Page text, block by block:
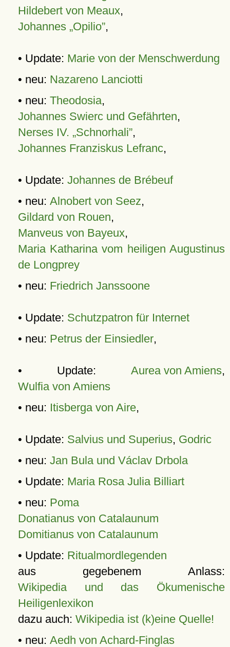
Hildebert von Meaux,
Johannes „Opilio”,
• Update: Marie von der Menschwerdung
• neu: Nazareno Lanciotti
• neu: Theodosia,
Johannes Swierc und Gefährten,
Nerses IV. „Schnorhali”,
Johannes Franziskus Lefranc,
• Update: Johannes de Brébeuf
• neu: Alnobert von Seez,
Gildard von Rouen,
Manveus von Bayeux,
Maria Katharina vom heiligen Augustinus
de Longprey
• neu: Friedrich Janssoone
• Update: Schutzpatron für Internet
• neu: Petrus der Einsiedler,
• Update: Aurea von Amiens,
Wulfia von Amiens
• neu: Itisberga von Aire,
• Update: Salvius und Superius, Godric
• neu: Jan Bula und Václav Drbola
• Update: Maria Rosa Julia Billiart
• neu: Poma
Donatianus von Catalaunum
Domitianus von Catalaunum
• Update: Ritualmordlegenden
aus gegebenem Anlass:
Wikipedia und das Ökumenische
Heiligenlexikon
dazu auch: Wikipedia ist (k)eine Quelle!
• neu: Aedh von Achard-Finglas